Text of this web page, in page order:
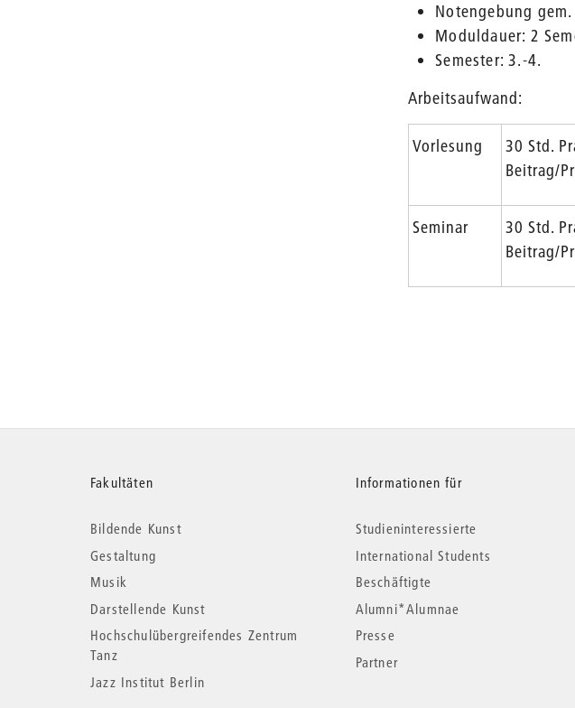
Notengebung
Moduldauer: 2
Semester: 3.-4.
Arbeitsaufwand:
Vorlesung
30 Std.
Beitrag/
Seminar
30 Std.
Beitrag/
Weitere
Informationen
Fakultäten
Bildende Kunst
Gestaltung
Musik
Darstellende Kunst
Hochschulübergreifendes Zentrum
Tanz
Jazz Institut Berlin
Informationen für
Studieninteressierte
International Students
Beschäftigte
Alumni*Alumnae
Presse
Partner